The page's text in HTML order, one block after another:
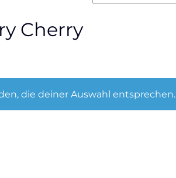
Cherry
die deiner Auswahl entsprechen.